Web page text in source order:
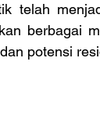
telah
berbagai
potensi